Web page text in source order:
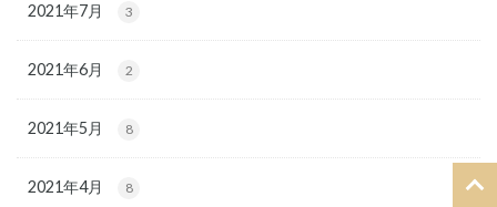
2021年7月 3
2021年6月 2
2021年5月 8
2021年4月 8